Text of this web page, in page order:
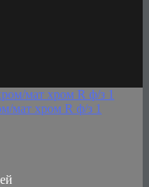
мат хром R ф/з 1